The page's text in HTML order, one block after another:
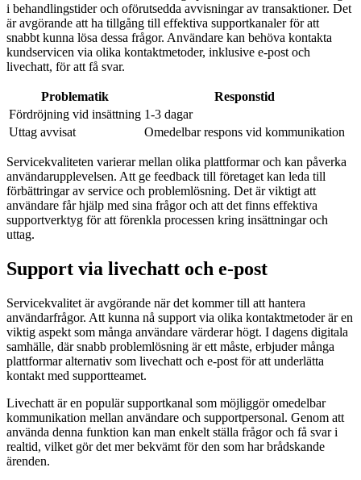
i behandlingstider och oförutsedda avvisningar av transaktioner. Det
är avgörande att ha tillgång till effektiva supportkanaler för att
snabbt kunna lösa dessa frågor. Användare kan behöva kontakta
kundservicen via olika kontaktmetoder, inklusive e-post och
livechatt, för att få svar.
Problematik
Responstid
Fördröjning vid insättning 1-3 dagar
Uttag avvisat
Omedelbar respons vid kommunikation
Servicekvaliteten varierar mellan olika plattformar och kan påverka
användarupplevelsen. Att ge feedback till företaget kan leda till
förbättringar av service och problemlösning. Det är viktigt att
användare får hjälp med sina frågor och att det finns effektiva
supportverktyg för att förenkla processen kring insättningar och
uttag.
Support via livechatt och e-post
Servicekvalitet är avgörande när det kommer till att hantera
användarfrågor. Att kunna nå support via olika kontaktmetoder är en
viktig aspekt som många användare värderar högt. I dagens digitala
samhälle, där snabb problemlösning är ett måste, erbjuder många
plattformar alternativ som livechatt och e-post för att underlätta
kontakt med supportteamet.
Livechatt är en populär supportkanal som möjliggör omedelbar
kommunikation mellan användare och supportpersonal. Genom att
använda denna funktion kan man enkelt ställa frågor och få svar i
realtid, vilket gör det mer bekvämt för den som har brådskande
ärenden.